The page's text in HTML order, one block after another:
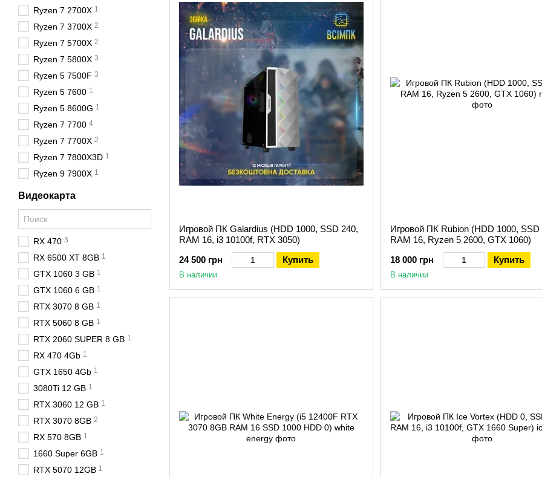
служба, которая работает в Киеве. Ее деятельность оценят люди, не желающие выходить
несложно найти товар по привлекательной цене. Подробный каталог предоставит вам
Игровой ПК Galardius (HDD 1000, SSD 240,
RAM 16, i3 10100f, RTX 3050)
24 500 грн
Купить
В наличии
Игровой ПК Rubion (HDD 1000, SSD
RAM 16, Ryzen 5 2600, GTX 1060)
18 000 грн
Купить
В наличии
Ryzen 7 2700X 1
Ryzen 7 3700X 2
Ryzen 7 5700X 2
Ryzen 7 5800X 3
Ryzen 5 7500F 3
Ryzen 5 7600 1
Ryzen 5 8600G 1
Ryzen 7 7700 4
Ryzen 7 7700X 2
Ryzen 7 7800X3D 1
Ryzen 9 7900X 1
Видеокарта
RX 470 3
RX 6500 XT 8GB 1
GTX 1060 3 GB 1
GTX 1060 6 GB 1
RTX 3070 8 GB 1
RTX 5060 8 GB 1
RTX 2060 SUPER 8 GB 1
RX 470 4Gb 1
GTX 1650 4Gb 1
3080Ti 12 GB 1
RTX 3060 12 GB 1
RTX 3070 8GB 2
RX 570 8GB 1
1660 Super 6GB 1
RTX 5070 12GB 1